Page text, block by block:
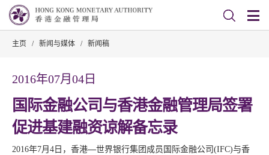
主页 / 新闻与媒体 / 新闻稿
2016年07月04日
国际金融公司与香港金融管理局签署
促进基建融资谅解备忘录
2016年7月4日，香港—世界银行集团成员国际金融公司(IFC)与香